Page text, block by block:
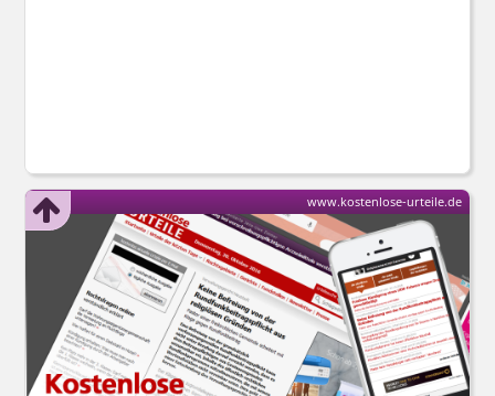
www.kostenlose-urteile.de